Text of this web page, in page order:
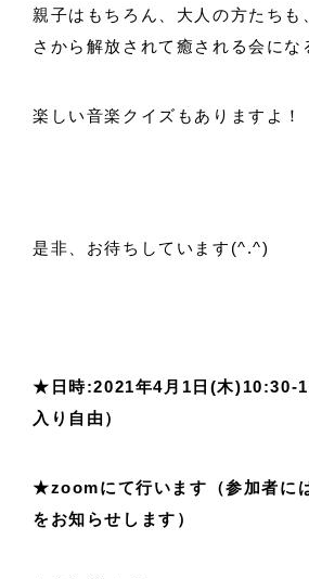
親子はもちろん、大人の方たちも
さから解放されて癒される会にな
楽しい音楽クイズもありますよ！
是非、お待ちしています(^.^)
★日時:2021年4月1日(木)10:30-
入り自由）
★zoomにて行います（参加者に
をお知らせします）